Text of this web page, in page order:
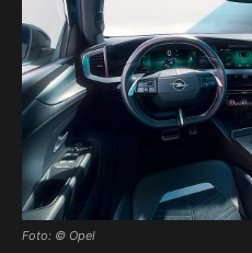
Foto: © Opel